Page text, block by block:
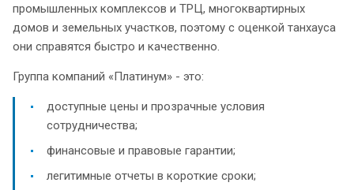
промышленных комплексов и ТРЦ, многоквартирных
домов и земельных участков, поэтому с оценкой танхауса
они справятся быстро и качественно.
Группа компаний «Платинум» - это:
доступные цены и прозрачные условия
сотрудничества;
финансовые и правовые гарантии;
легитимные отчеты в короткие сроки;